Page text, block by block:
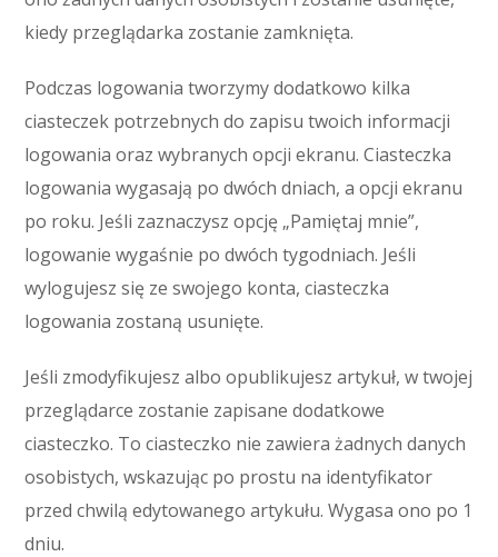
kiedy przeglądarka zostanie zamknięta.
Podczas logowania tworzymy dodatkowo kilka
ciasteczek potrzebnych do zapisu twoich informacji
logowania oraz wybranych opcji ekranu. Ciasteczka
logowania wygasają po dwóch dniach, a opcji ekranu
po roku. Jeśli zaznaczysz opcję „Pamiętaj mnie”,
logowanie wygaśnie po dwóch tygodniach. Jeśli
wylogujesz się ze swojego konta, ciasteczka
logowania zostaną usunięte.
Jeśli zmodyfikujesz albo opublikujesz artykuł, w twojej
przeglądarce zostanie zapisane dodatkowe
ciasteczko. To ciasteczko nie zawiera żadnych danych
osobistych, wskazując po prostu na identyfikator
przed chwilą edytowanego artykułu. Wygasa ono po 1
dniu.